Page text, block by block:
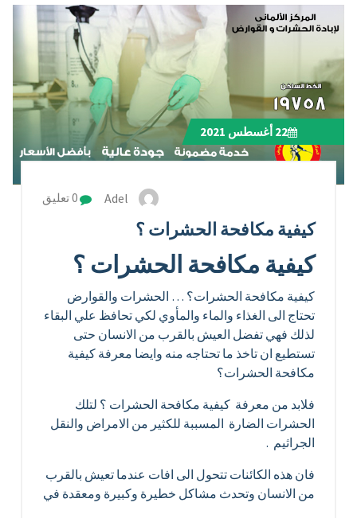
22أغسطس 2021
Adel 0 تعليق
كيفية مكافحة الحشرات ؟
كيفية مكافحة الحشرات ؟
كيفية مكافحة الحشرات؟ … الحشرات والقوارض
تحتاج الى الغذاء والماء والمأوي لكي تحافظ علي البقاء
لذلك فهي تفضل العيش بالقرب من الانسان حتى
تستطيع ان تاخذ ما تحتاجه منه وايضا معرفة كيفية
مكافحة الحشرات؟
فلابد من معرفة كيفية مكافحة الحشرات ؟ لتلك
الحشرات الضارة المسببة للكثير من الامراض والنقل
الجراثيم .
فان هذه الكائنات تتحول الى افات عندما تعيش بالقرب
من الانسان وتحدث مشاكل خطيرة وكبيرة ومعقدة في